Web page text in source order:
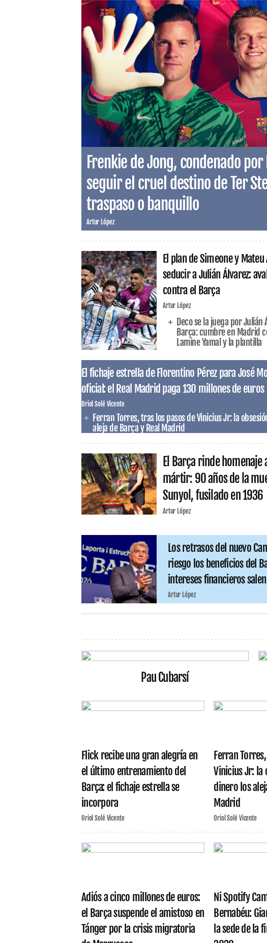
Frenkie de Jong, condenado
seguir el cruel destino de Ter
traspaso o banquillo
Artur López
El plan de Simeone y
seducir a Julián Álvarez:
contra el Barça
Artur López
Deco se la juega por
Barça: cumbre en Madrid
Lamine Yamal y la plantilla
El fichaje estrella de Florentino Pérez para José
oficial: el Real Madrid paga 130 millones de euros
Oriol Solé Vicente
Ferran Torres, tras los pasos de Vinicius Jr: la
aleja de Barça y Real Madrid
El Barça rinde homenaje
mártir: 90 años de la
Sunyol, fusilado en 1936
Artur López
Los retrasos del nuevo
riesgo los beneficios del
intereses financieros
Artur López
Pau Cubarsí
Flick recibe una gran alegría en
el último entrenamiento del
Barça: el fichaje estrella se
incorpora
Oriol Solé Vicente
Ferran
Vinicius Jr: la
dinero los
Madrid
Oriol Solé Vicente
Adiós a cinco millones de euros:
el Barça suspende el amistoso en
Tánger por la crisis migratoria
Ni Spotify
Bernabéu:
la sede de la